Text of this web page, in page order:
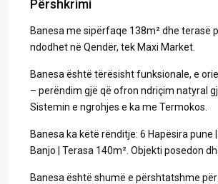
Përshkrimi
Banesa me sipërfaqe 138m² dhe terasë
ndodhet në Qendër, tek Maxi Market.
Banesa është tërësisht funksionale, e
– perëndim gjë që ofron ndriçim natyral
Sistemin e ngrohjes e ka me Termokos.
Banesa ka këtë rënditje: 6 Hapësira pune
Banjo | Terasa 140m². Objekti posedon
Banesa është shumë e përshtatshme